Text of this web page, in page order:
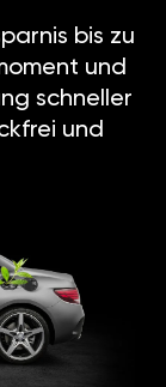
bis zu
und
schneller
und